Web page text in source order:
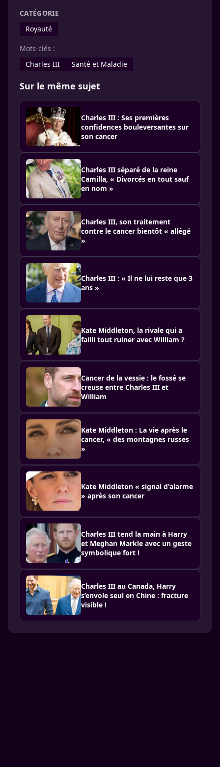
CATÉGORIE
Royauté
Mots-clés :
Charles III
Santé et Maladie
Sur le même sujet
Charles III : Ses premières
confidences bouleversantes sur
son cancer
Charles III séparé de la reine
Camilla, « Divorcés en tout sauf
en nom »
Charles III, son traitement
contre le cancer bientôt « allégé
»
Charles III : « Il ne lui reste que 3
ans »
Kate Middleton, la rivale qui a
failli tout ruiner avec William ?
Cancer de la vessie : le fossé se
creuse entre Charles III et
William
Kate Middleton : La vie après le
cancer, « des montagnes russes
»
Kate Middleton « signal d'alarme
» après son cancer
Charles III tend la main à Harry
et Meghan Markle avec un geste
symbolique fort !
Charles III au Canada, Harry
s’envole seul en Chine : fracture
visible !